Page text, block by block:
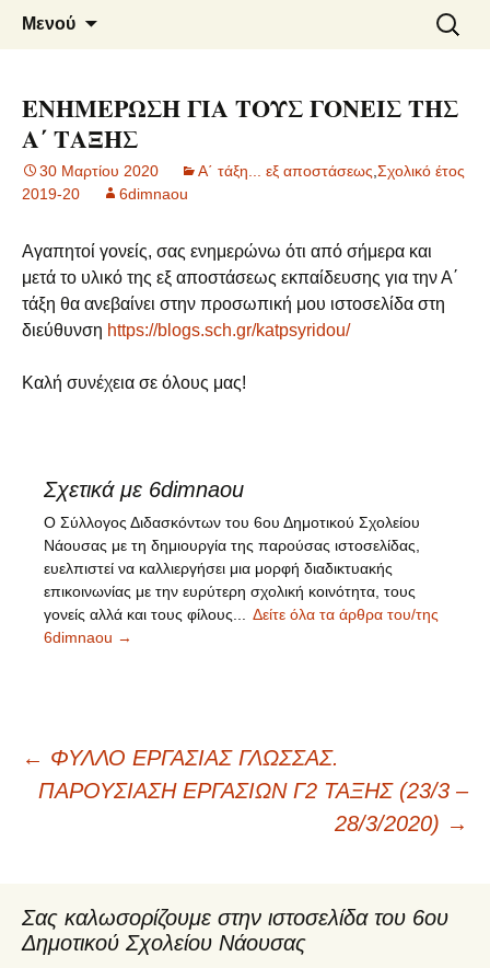
6o ΔΗΜΟΤΙΚΟ ΣΧΟΛΕΙΟ
ΝΑΟΥΣΑΣ
Μενού
για:
ΕΝΗΜΕΡΩΣΗ ΓΙΑ ΤΟΥΣ ΓΟΝΕΙΣ ΤΗΣ
Α΄ ΤΑΞΗΣ
30 Μαρτίου 2020 Α΄ τάξη... εξ αποστάσεως Σχολικό έτος
2019-20
6dimnaou
Αγαπητοί γονείς, σας ενημερώνω ότι από σήμερα και
μετά το υλικό της εξ αποστάσεως εκπαίδευσης για την Α΄
τάξη θα ανεβαίνει στην προσωπική μου ιστοσελίδα στη
διεύθυνση https://blogs.sch.gr/katpsyridou/
Καλή συνέχεια σε όλους μας!
Σχετικά με 6dimnaou
Ο Σύλλογος Διδασκόντων του 6ου Δημοτικού Σχολείου
Νάουσας με τη δημιουργία της παρούσας ιστοσελίδας,
ευελπιστεί να καλλιεργήσει μια μορφή διαδικτυακής
επικοινωνίας με την ευρύτερη σχολική κοινότητα, τους
γονείς αλλά και τους φίλους...
Δείτε όλα τα άρθρα του/της
6dimnaou →
Πλοήγηση
← ΦΥΛΛΟ ΕΡΓΑΣΙΑΣ ΓΛΩΣΣΑΣ.
ΠΑΡΟΥΣΙΑΣΗ ΕΡΓΑΣΙΩΝ Γ2 ΤΑΞΗΣ (23/3 –
28/3/2020) →
Σας καλωσορίζουμε στην ιστοσελίδα του 6ου
Δημοτικού Σχολείου Νάουσας